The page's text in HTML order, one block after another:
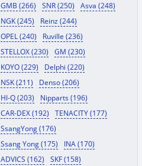
GMB (266)
SNR (250)
Asva (248)
NGK (245)
Reinz (244)
OPEL (240)
Ruville (236)
STELLOX (230)
GM (230)
KOYO (229)
Delphi (220)
NSK (211)
Denso (206)
HI-Q (203)
Nipparts (196)
CAR-DEX (192)
TENACITY (177)
SsangYong (176)
Ssang Yong (175)
INA (170)
ADVICS (162)
SKF (158)